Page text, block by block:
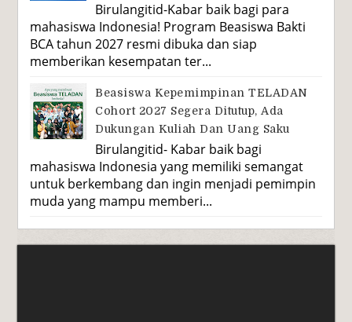
Birulangitid-Kabar baik bagi para
mahasiswa Indonesia! Program Beasiswa Bakti
BCA tahun 2027 resmi dibuka dan siap
memberikan kesempatan ter...
Beasiswa Kepemimpinan TELADAN
Cohort 2027 Segera Ditutup, Ada
Dukungan Kuliah Dan Uang Saku
Birulangitid- Kabar baik bagi
mahasiswa Indonesia yang memiliki semangat
untuk berkembang dan ingin menjadi pemimpin
muda yang mampu memberi...